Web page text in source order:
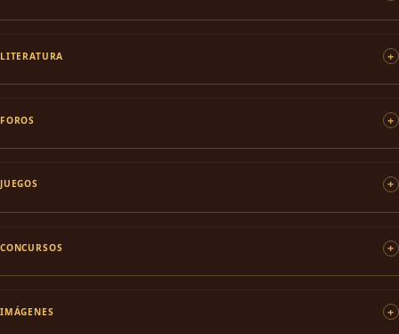
LITERATURA
FOROS
JUEGOS
CONCURSOS
IMÁGENES